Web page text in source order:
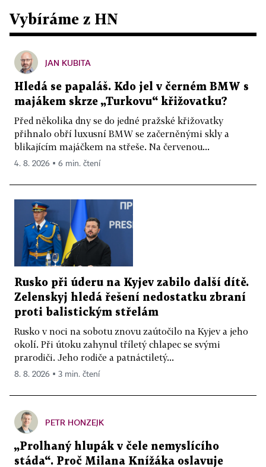
Vybíráme z HN
JAN KUBITA
Hledá se papaláš. Kdo jel v černém BMW s
majákem skrze „Turkovu“ křižovatku?
Před několika dny se do jedné pražské křižovatky
přihnalo obří luxusní BMW se začerněnými skly a
blikajícím majáčkem na střeše. Na červenou...
4. 8. 2026 ▪ 6 min. čtení
Rusko při úderu na Kyjev zabilo další dítě.
Zelenskyj hledá řešení nedostatku zbraní
proti balistickým střelám
Rusko v noci na sobotu znovu zaútočilo na Kyjev a jeho
okolí. Při útoku zahynul tříletý chlapec se svými
prarodiči. Jeho rodiče a patnáctiletý...
8. 8. 2026 ▪ 3 min. čtení
PETR HONZEJK
„Prolhaný hlupák v čele nemyslícího
stáda“. Proč Milana Knížáka oslavuje